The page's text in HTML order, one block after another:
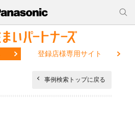
登録店様専用サイト
事例検索トップに戻る